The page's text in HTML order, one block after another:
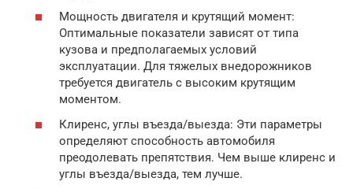
Мощность двигателя и крутящий момент:
Оптимальные показатели зависят от типа
кузова и предполагаемых условий
эксплуатации. Для тяжелых внедорожников
требуется двигатель с высоким крутящим
моментом.
Клиренс, углы въезда/выезда: Эти параметры
определяют способность автомобиля
преодолевать препятствия. Чем выше клиренс и
углы въезда/выезда, тем лучше.